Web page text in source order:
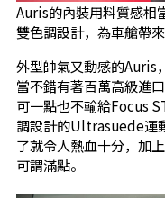
Auris的內裝用料質感相
雙色調設計，為車艙帶來
外型帥氣又動感的Auris
當不錯有著百萬高級進
可一點也不輸給Focus
調設計的Ultrasuede運
了就令人熱血十分，加
可謂滿點。